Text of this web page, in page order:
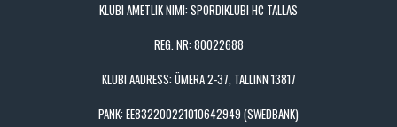
KLUBI AMETLIK NIMI: SPORDIKLUBI HC TALLAS
REG. NR: 80022688
KLUBI AADRESS: ÜMERA 2-37, TALLINN 13817
PANK: EE832200221010642949 (SWEDBANK)